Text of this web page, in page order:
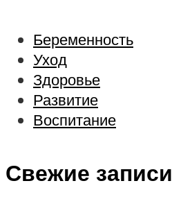
Беременность
Уход
Здоровье
Развитие
Воспитание
Свежие записи